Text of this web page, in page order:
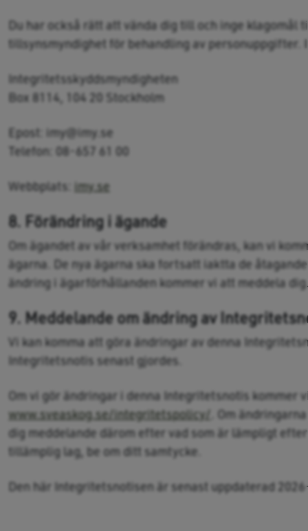
Du har också rätt att vända dig till och inge
tillsynsmyndighet för behandling av
Integritetsskyddsmyndigheten
Box 8114, 104 20 Stockholm
Epost: imy@imy.se
Telefon: 08-657 61 00
Webbplats: imy.se
8. Förändring i ägande
Om ägandet av vår verksamhet förändras, kan vi
ägarna. De nya ägarna ska fortsatt iaktta de
ändring i ägarförhållanden kommer vi att meddela
9. Meddelande om ändring av
Vi kan komma att göra ändringar av denna
Integritetsnotis senast gjordes.
Om vi gör ändringar i denna Integritetsnotis kommer
www.sveaskog.se/integritetspolicy/ . Om
dig meddelande därom efter vad som är lämpligt
tillämplig lag, be om ditt samtycke.
Den här Integritetsnotisen är senast uppdaterad